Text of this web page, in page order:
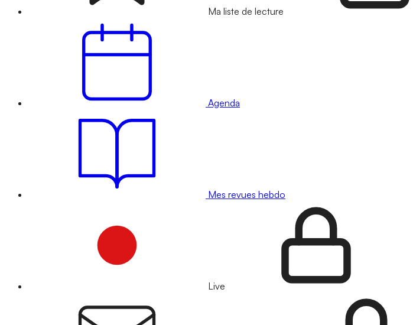
Ma liste de lecture
Agenda
Mes revues hebdo
Live